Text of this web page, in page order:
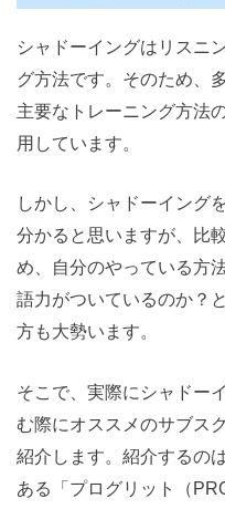
シャドーイングはリスニ
グ方法です。そのため、
主要なトレーニング方法
用しています。
しかし、シャドーイング
分かると思いますが、比
め、自分のやっている方
語力がついているのか？
方も大勢います。
そこで、実際にシャドー
む際にオススメのサブス
紹介します。紹介するの
ある「プログリット（